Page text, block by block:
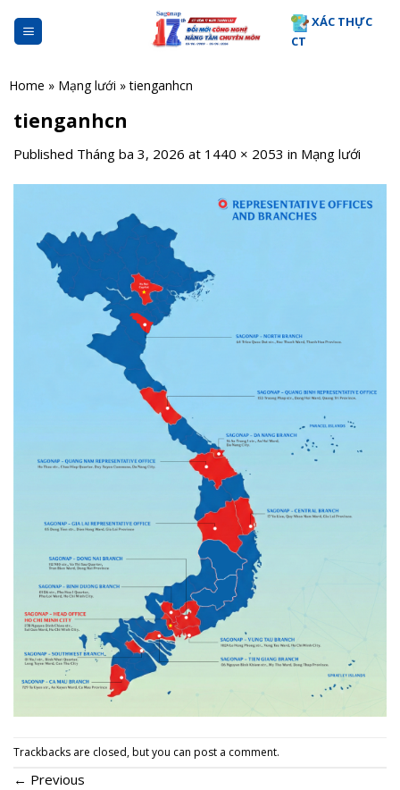
XÁC THỰC
CT
Home » Mạng lưới »tienganhcn
tienganhcn
Published Tháng ba 3, 2026 at 1440 × 2053 in Mạng lưới
Trackbacks are closed, but you can post a comment.
← Previous